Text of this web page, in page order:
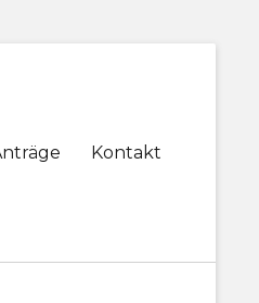
Kontakt